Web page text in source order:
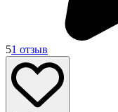
51 отзыв